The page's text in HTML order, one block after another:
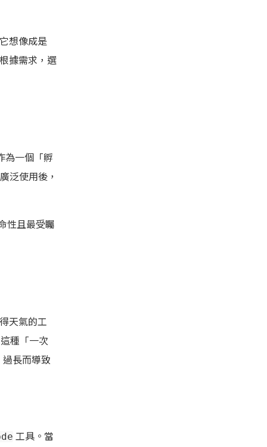
想像成是
據需求，選
為一個「孵
泛使用後，
性且最受矚
天氣的工
種「一次
長而導致
工具。當